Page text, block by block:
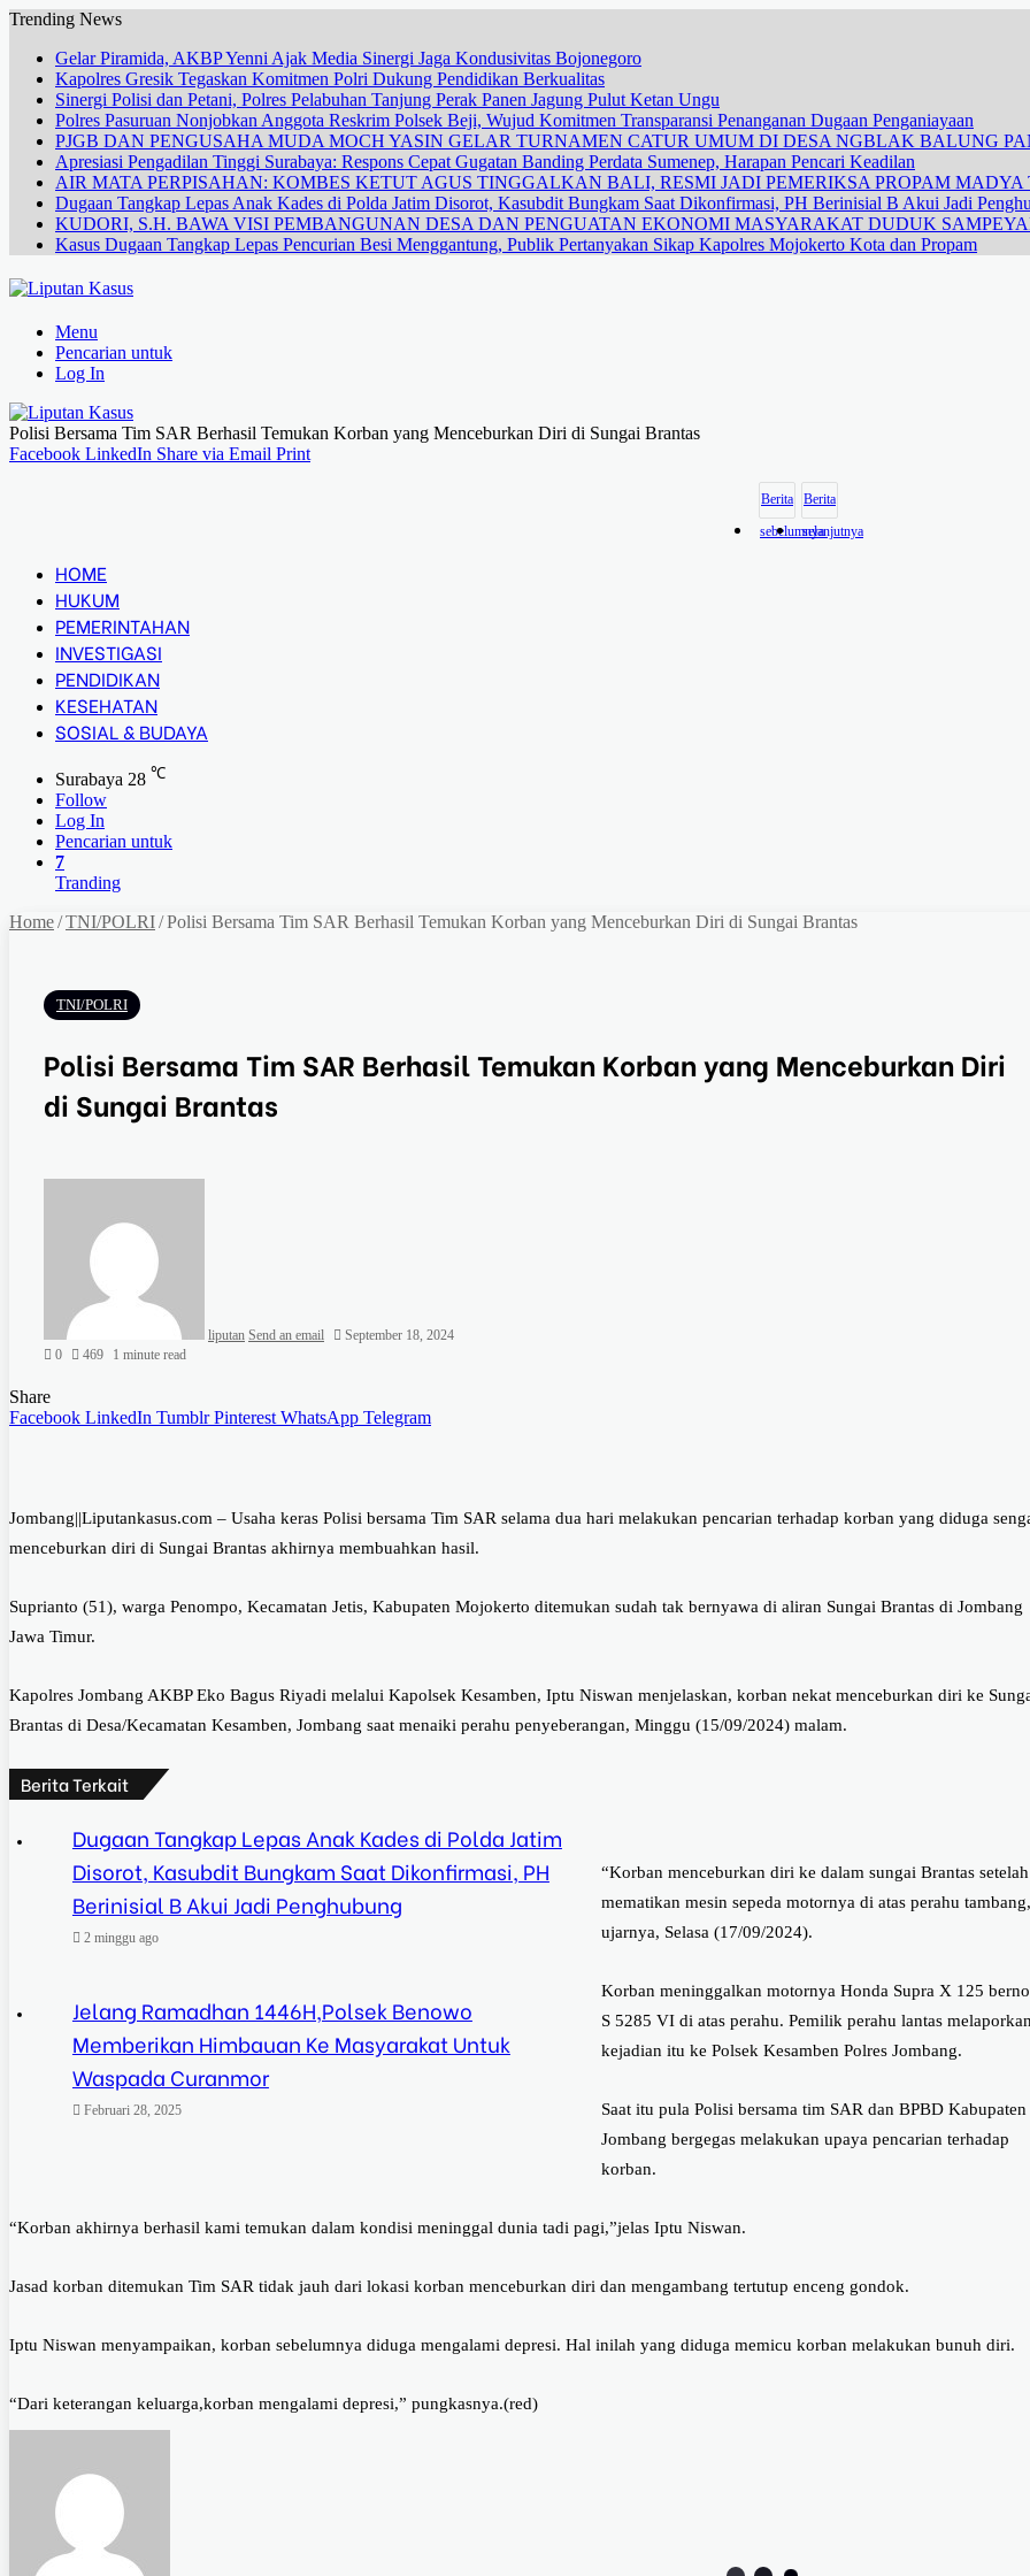
Trending News
Gelar Piramida, AKBP Yenni Ajak Media Sinergi Jaga Kondusivitas Bojonegoro
Kapolres Gresik Tegaskan Komitmen Polri Dukung Pendidikan Berkualitas
Sinergi Polisi dan Petani, Polres Pelabuhan Tanjung Perak Panen Jagung Pulut Ketan Ungu
Polres Pasuruan Nonjobkan Anggota Reskrim Polsek Beji, Wujud Komitmen Transparansi Penanganan Dugaan Penganiayaan
PJGB DAN PENGUSAHA MUDA MOCH YASIN GELAR TURNAMEN CATUR UMUM DI DESA NGBLAK BALUNG
Apresiasi Pengadilan Tinggi Surabaya: Respons Cepat Gugatan Banding Perdata Sumenep, Harapan Pencari Keadilan
AIR MATA PERPISAHAN: KOMBES KETUT AGUS TINGGALKAN BALI, RESMI JADI PEMERIKSA PROPAM
Dugaan Tangkap Lepas Anak Kades di Polda Jatim Disorot, Kasubdit Bungkam Saat Dikonfirmasi, PH Berinisial B Akui Jadi
KUDORI, S.H. BAWA VISI PEMBANGUNAN DESA DAN PENGUATAN EKONOMI MASYARAKAT DUDUK
Kasus Dugaan Tangkap Lepas Pencurian Besi Menggantung, Publik Pertanyakan Sikap Kapolres Mojokerto Kota dan Propam
Menu
Pencarian untuk
Log In
Polisi Bersama Tim SAR Berhasil Temukan Korban yang Menceburkan Diri di Sungai Brantas
Facebook LinkedIn Share via Email Print
Berita
sebelumnya
Berita
selanjutnya
HOME
HUKUM
PEMERINTAHAN
INVESTIGASI
PENDIDIKAN
KESEHATAN
SOSIAL & BUDAYA
Surabaya 28 ℃
Follow
Log In
Pencarian untuk
7
Tranding
Home/TNI/POLRI/Polisi Bersama Tim SAR Berhasil Temukan Korban yang Menceburkan Diri di Sungai Brantas
TNI/POLRI
Polisi Bersama Tim SAR Berhasil Temukan Korban yang Menceburkan Diri
di Sungai Brantas
liputan Send an email
September 18, 2024
0
469 1 minute read
Share
Facebook LinkedIn Tumblr Pinterest WhatsApp Telegram
Jombang||Liputankasus.com – Usaha keras Polisi bersama Tim SAR selama dua hari melakukan pencarian terhadap korban yang diduga
menceburkan diri di Sungai Brantas akhirnya membuahkan hasil.
Suprianto (51), warga Penompo, Kecamatan Jetis, Kabupaten Mojokerto ditemukan sudah tak bernyawa di aliran Sungai Brantas di Jombang
Jawa Timur.
Kapolres Jombang AKBP Eko Bagus Riyadi melalui Kapolsek Kesamben, Iptu Niswan menjelaskan, korban nekat menceburkan diri ke
Brantas di Desa/Kecamatan Kesamben, Jombang saat menaiki perahu penyeberangan, Minggu (15/09/2024) malam.
Berita Terkait
Dugaan Tangkap Lepas Anak Kades di Polda Jatim
Disorot, Kasubdit Bungkam Saat Dikonfirmasi, PH
Berinisial B Akui Jadi Penghubung
2 minggu ago
Jelang Ramadhan 1446H,Polsek Benowo
Memberikan Himbauan Ke Masyarakat Untuk
Waspada Curanmor
Februari 28, 2025
“Korban menceburkan diri ke dalam sungai Brantas setelah
mematikan mesin sepeda motornya di atas perahu
ujarnya, Selasa (17/09/2024).
Korban meninggalkan motornya Honda Supra X 125
S 5285 VI di atas perahu. Pemilik perahu lantas
kejadian itu ke Polsek Kesamben Polres Jombang.
Saat itu pula Polisi bersama tim SAR dan BPBD Kabupaten
Jombang bergegas melakukan upaya pencarian terhadap
korban.
“Korban akhirnya berhasil kami temukan dalam kondisi meninggal dunia tadi pagi,”jelas Iptu Niswan.
Jasad korban ditemukan Tim SAR tidak jauh dari lokasi korban menceburkan diri dan mengambang tertutup enceng gondok.
Iptu Niswan menyampaikan, korban sebelumnya diduga mengalami depresi. Hal inilah yang diduga memicu korban melakukan bunuh diri.
“Dari keterangan keluarga,korban mengalami depresi,” pungkasnya.(red)